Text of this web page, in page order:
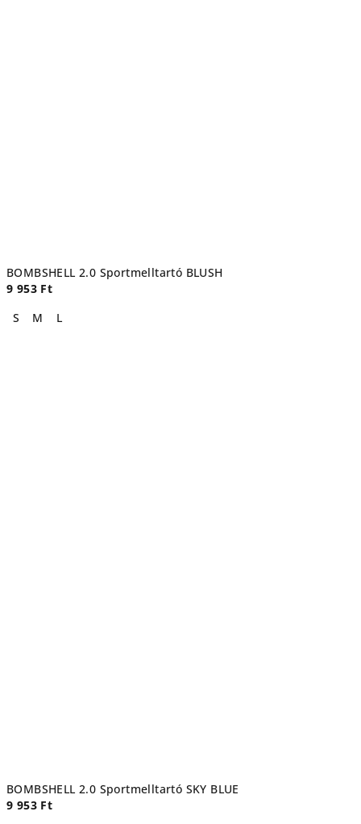
BOMBSHELL 2.0 Sportmelltartó BLUSH
9 953 Ft
S
M L
BOMBSHELL 2.0 Sportmelltartó SKY BLUE
9 953 Ft